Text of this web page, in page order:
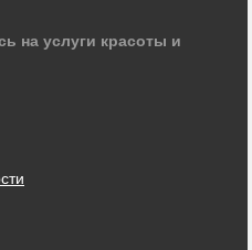
на услуги красоты и